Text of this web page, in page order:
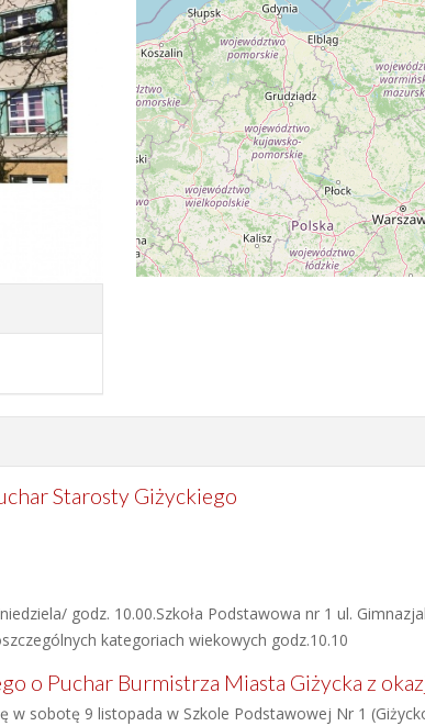
Starosty Giżyckiego
godz. 10.00.Szkoła Podstawowa nr 1 ul.
kategoriach wiekowych godz.10.10
o Puchar Burmistrza Miasta Giżycka z
w sobotę 9 listopada w Szkole Podstawowej Nr 1